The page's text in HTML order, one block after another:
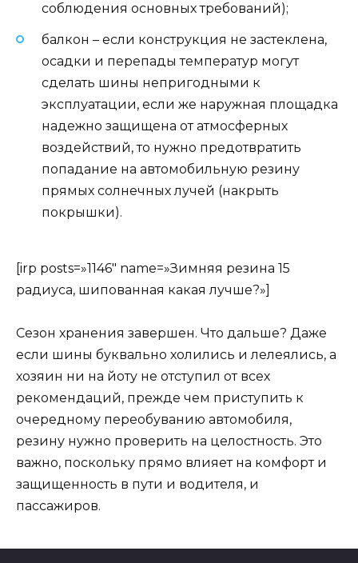
соблюдения основных требований);
балкон – если конструкция не застеклена,
осадки и перепады температур могут
сделать шины непригодными к
эксплуатации, если же наружная площадка
надежно защищена от атмосферных
воздействий, то нужно предотвратить
попадание на автомобильную резину
прямых солнечных лучей (накрыть
покрышки).
[irp posts=»1146″ name=»Зимняя резина 15
радиуса, шипованная какая лучше?»]
Сезон хранения завершен. Что дальше? Даже
если шины буквально холились и лелеялись, а
хозяин ни на йоту не отступил от всех
рекомендаций, прежде чем приступить к
очередному переобуванию автомобиля,
резину нужно проверить на целостность. Это
важно, поскольку прямо влияет на комфорт и
защищенность в пути и водителя, и
пассажиров.